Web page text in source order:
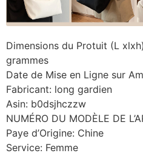
Dimensions du Protuit (L
grammes
Date de Mise en Ligne sur
Fabricant: long gardien
Asin: b0dsjhczzw
NUMÉRO DU MODÈLE DE
Paye d’Origine: Chine
Service: Femme